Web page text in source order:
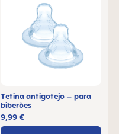
Tetina antigotejo – para
biberões
9,99 €